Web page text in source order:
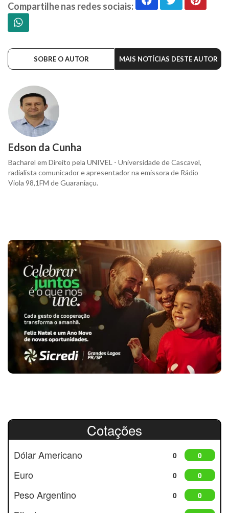
Compartilhe nas redes sociais:
SOBRE O AUTOR MAIS NOTÍCIAS DESTE AUTOR
Edson da Cunha
Bacharel em Direito pela UNIVEL - Universidade de Cascavel,
radialista comunicador e apresentador na emissora de Rádio
Viola 98,1FM de Guaraniaçu.
Cotações
Dólar Americano 0 0
Euro 0 0
Peso Argentino 0 0